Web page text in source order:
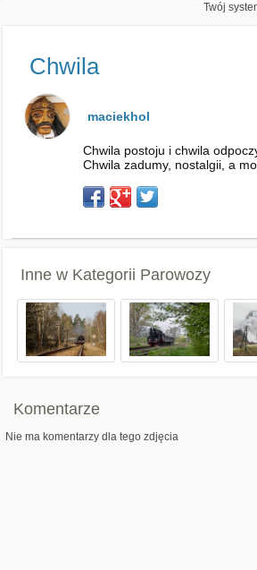
Twój
Chwila
maciekhol
Chwila postoju i chwila
Chwila zadumy, nostalgii, a
Inne w Kategorii Parowozy
Komentarze
Nie ma komentarzy dla tego zdjęcia